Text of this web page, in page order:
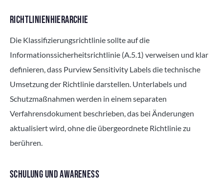
RICHTLINIENHIERARCHIE
Die Klassifizierungsrichtlinie sollte auf die
Informationssicherheitsrichtlinie (A.5.1) verweisen und klar
definieren, dass Purview Sensitivity Labels die technische
Umsetzung der Richtlinie darstellen. Unterlabels und
Schutzmaßnahmen werden in einem separaten
Verfahrensdokument beschrieben, das bei Änderungen
aktualisiert wird, ohne die übergeordnete Richtlinie zu
berühren.
SCHULUNG UND AWARENESS